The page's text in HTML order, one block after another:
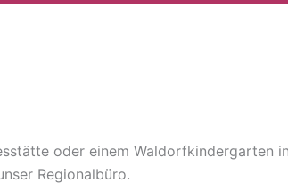
oder einem Waldorfkindergarten
Regionalbüro.